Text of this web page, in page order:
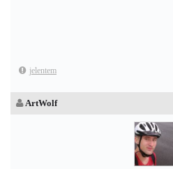
jelentem
ArtWolf